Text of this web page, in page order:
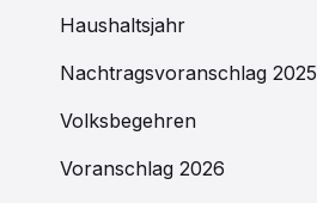
Haushaltsjahr
Nachtragsvoranschlag 2025
Volksbegehren
Voranschlag 2026